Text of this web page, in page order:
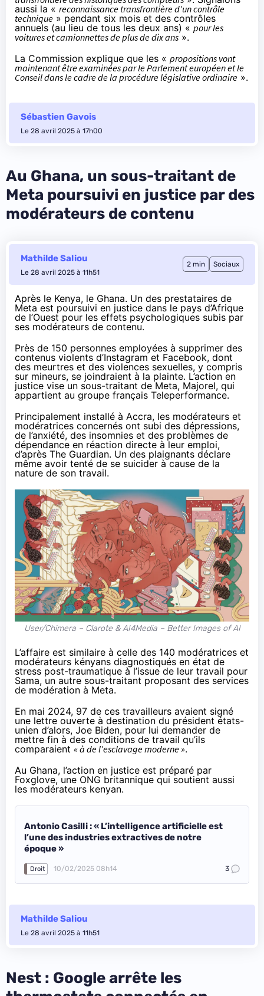
aussi la « reconnaissance transfrontière d’un contrôle
technique » pendant six mois et des contrôles
annuels (au lieu de tous les deux ans) « pour les
voitures et camionnettes de plus de dix ans».
La Commission explique que les « propositions vont
maintenant être examinées par le Parlement européen et le
Conseil dans le cadre de la procédure législative ordinaire ».
Sébastien Gavois
Le 28 avril 2025 à 17h00
Au Ghana, un sous-traitant de
Meta poursuivi en justice par des
modérateurs de contenu
Mathilde Saliou
Le 28 avril 2025 à 11h51
2 min Sociaux
Après le Kenya, le Ghana. Un des prestataires de
Meta est poursuivi en justice dans le pays d’Afrique
de l’Ouest pour les effets psychologiques subis par
ses modérateurs de contenu.
Près de 150 personnes employées à supprimer des
contenus violents d’Instagram et Facebook, dont
des meurtres et des violences sexuelles, y compris
sur mineurs, se joindraient à la plainte. L’action en
justice vise un sous-traitant de Meta, Majorel, qui
appartient au groupe français Teleperformance.
Principalement installé à Accra, les modérateurs et
modératrices concernés ont subi des dépressions,
de l’anxiété, des insomnies et des problèmes de
dépendance en réaction directe à leur emploi,
d’après The Guardian. Un des plaignants déclare
même avoir tenté de se suicider à cause de la
nature de son travail.
User/Chimera – Clarote & AI4Media – Better Images of AI
L’affaire est similaire à celle des 140 modératrices et
modérateurs kényans diagnostiqués en état de
stress post-traumatique à l’issue de leur travail pour
Sama, un autre sous-traitant proposant des services
de modération à Meta.
En mai 2024, 97 de ces travailleurs avaient signé
une lettre ouverte à destination du président états-
unien d’alors, Joe Biden, pour lui demander de
mettre fin à des conditions de travail qu’ils
comparaient « à de l’esclavage moderne ».
Au Ghana, l’action en justice est préparé par
Foxglove, une ONG britannique qui soutient aussi
les modérateurs kenyan.
Antonio Casilli : « L’intelligence artificielle est
l’une des industries extractives de notre
époque »
Droit 10/02/2025 08h14 3
Mathilde Saliou
Le 28 avril 2025 à 11h51
Nest : Google arrête les